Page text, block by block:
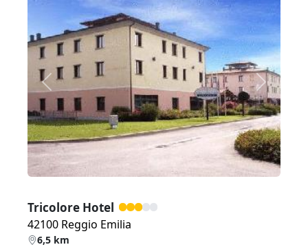
Zurück Weiter
Tricolore Hotel
42100 Reggio Emilia
6,5 km